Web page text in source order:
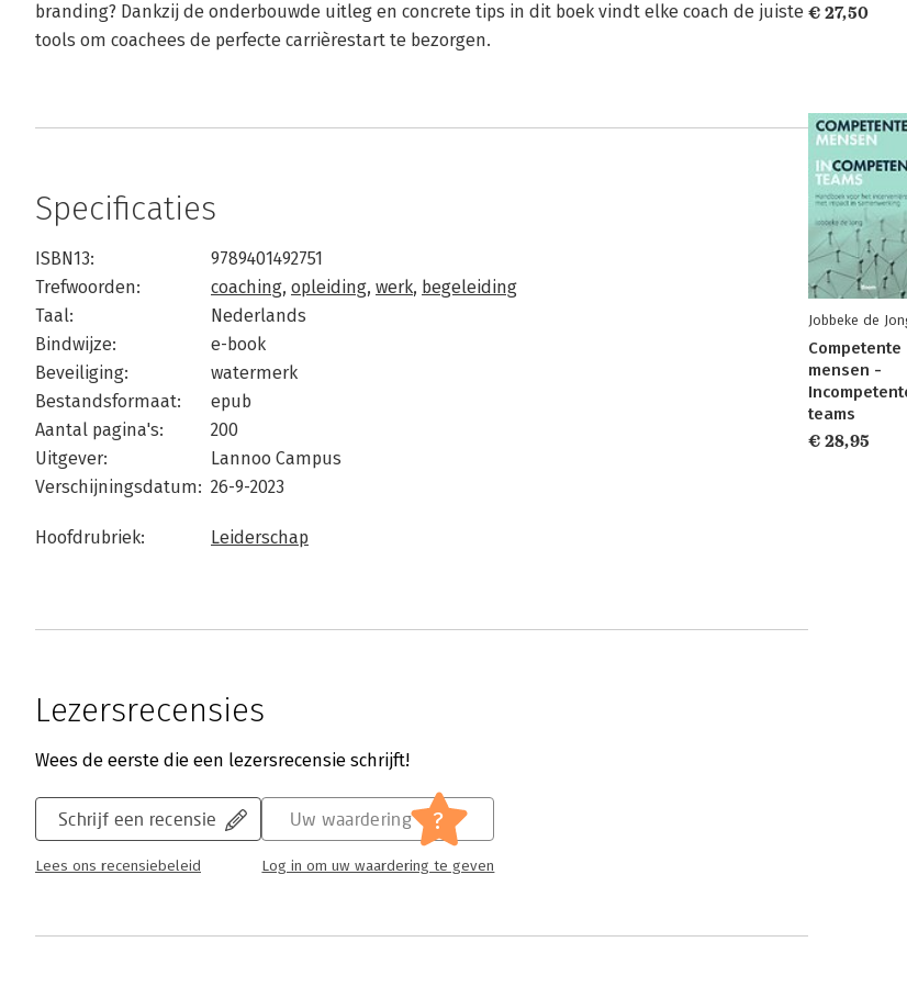
branding? Dankzij de onderbouwde uitleg en concrete tips in dit boek vindt elke coach de juiste
tools om coachees de perfecte carrièrestart te bezorgen.
Specificaties
ISBN13:
9789401492751
Trefwoorden:
coaching, opleiding, werk, begeleiding
Taal:
Nederlands
Bindwijze:
e-book
Beveiliging:
watermerk
Bestandsformaat:
epub
Aantal pagina's:
200
Uitgever:
Lannoo Campus
Verschijningsdatum: 26-9-2023
Hoofdrubriek: Leiderschap
Lezersrecensies
Wees de eerste die een lezersrecensie schrijft!
Schrijf een recensie
Lees ons recensiebeleid
Uw waardering ?
Log in om uw waardering te geven
€ 27,50
Jobbeke de
Competente
mensen -
teams
€ 28,95